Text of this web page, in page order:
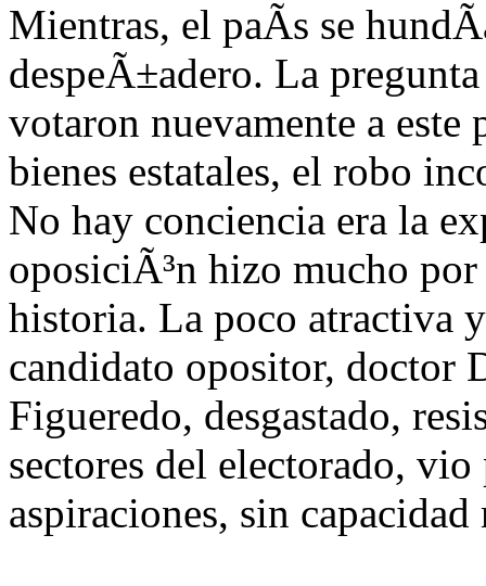
Mientras, el paÃ­s se
despeÃ±adero. La
votaron nuevamente a
bienes estatales, el robo
No hay conciencia era la
oposiciÃ³n hizo mucho
historia. La poco atractiva
candidato opositor, doctor
Figueredo, desgastado,
sectores del electorado, vio
aspiraciones, sin